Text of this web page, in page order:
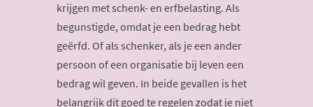
krijgen met schenk- en erfbelasting. Als
begunstigde, omdat je een bedrag hebt
geërfd. Of als schenker, als je een ander
persoon of een organisatie bij leven een
bedrag wil geven. In beide gevallen is het
belangrijk dit goed te regelen zodat je niet